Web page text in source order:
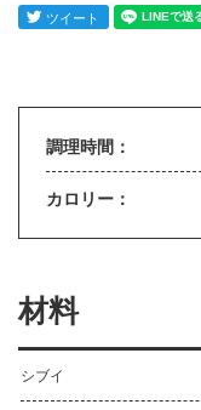
調理時間：
カロリー：
材料
シブイ